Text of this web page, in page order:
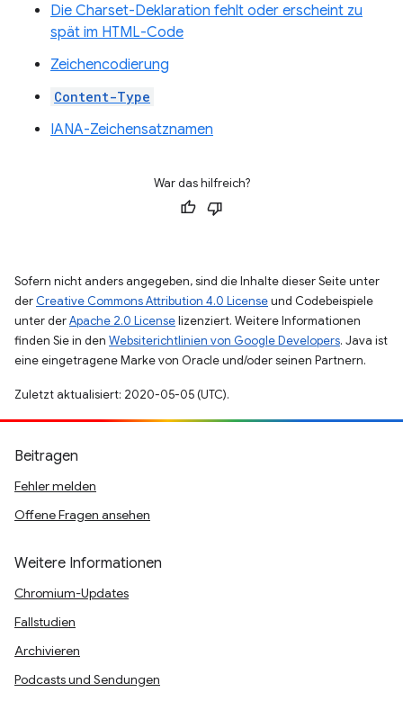
Die Charset-Deklaration fehlt oder erscheint zu
spät im HTML-Code
Zeichencodierung
Content-Type
IANA-Zeichensatznamen
War das hilfreich?
Sofern nicht anders angegeben, sind die Inhalte dieser Seite unter
der Creative Commons Attribution 4.0 Licenseund Codebeispiele
unter derApache 2.0 Licenselizenziert. Weitere Informationen
finden Sie in den Websiterichtlinien von Google Developers. Java ist
eine eingetragene Marke von Oracle und/oder seinen Partnern.
Zuletzt aktualisiert: 2020-05-05 (UTC).
Beitragen
Fehler melden
Offene Fragen ansehen
Weitere Informationen
Chromium-Updates
Fallstudien
Archivieren
Podcasts und Sendungen